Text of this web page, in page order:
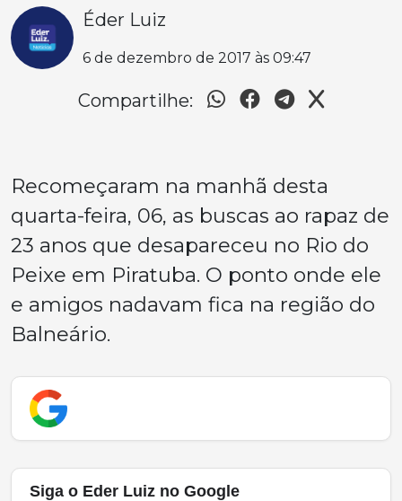
Éder Luiz
6 de dezembro de 2017 às 09:47
Compartilhe:
Recomeçaram na manhã desta
quarta-feira, 06, as buscas ao rapaz de
23 anos que desapareceu no Rio do
Peixe em Piratuba. O ponto onde ele
e amigos nadavam fica na região do
Balneário.
Siga o Eder Luiz no Google